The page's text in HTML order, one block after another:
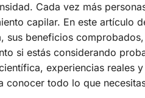
Cada vez más
capilar. En este artículo
sus beneficios
si estás considerando
experiencias reales
conocer todo lo que